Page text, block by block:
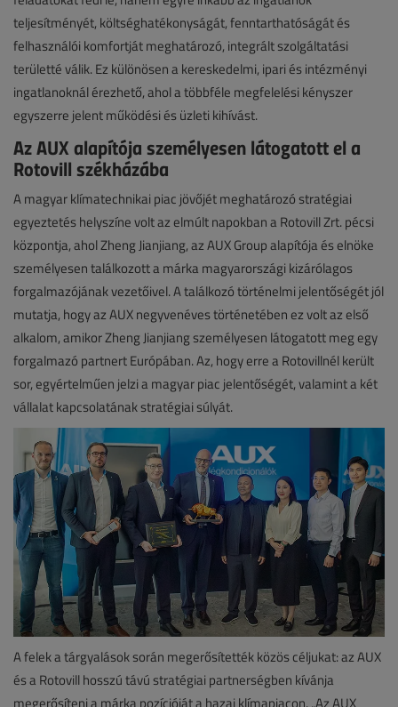
teljesítményét, költséghatékonyságát, fenntarthatóságát és
felhasználói komfortját meghatározó, integrált szolgáltatási
területté válik. Ez különösen a kereskedelmi, ipari és intézményi
ingatlanoknál érezhető, ahol a többféle megfelelési kényszer
egyszerre jelent működési és üzleti kihívást.
Az AUX alapítója személyesen látogatott el a
Rotovill székházába
A magyar klímatechnikai piac jövőjét meghatározó stratégiai
egyeztetés helyszíne volt az elmúlt napokban a Rotovill Zrt. pécsi
központja, ahol Zheng Jianjiang, az AUX Group alapítója és elnöke
személyesen találkozott a márka magyarországi kizárólagos
forgalmazójának vezetőivel. A találkozó történelmi jelentőségét jól
mutatja, hogy az AUX negyvenéves történetében ez volt az első
alkalom, amikor Zheng Jianjiang személyesen látogatott meg egy
forgalmazó partnert Európában. Az, hogy erre a Rotovillnél került
sor, egyértelműen jelzi a magyar piac jelentőségét, valamint a két
vállalat kapcsolatának stratégiai súlyát.
A felek a tárgyalások során megerősítették közös céljukat: az AUX
és a Rotovill hosszú távú stratégiai partnerségben kívánja
megerősíteni a márka pozícióját a hazai klímapiacon. „Az AUX